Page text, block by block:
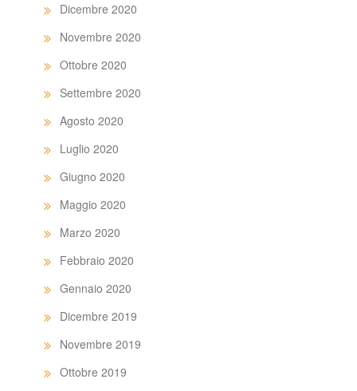
Dicembre 2020
Novembre 2020
Ottobre 2020
Settembre 2020
Agosto 2020
Luglio 2020
Giugno 2020
Maggio 2020
Marzo 2020
Febbraio 2020
Gennaio 2020
Dicembre 2019
Novembre 2019
Ottobre 2019